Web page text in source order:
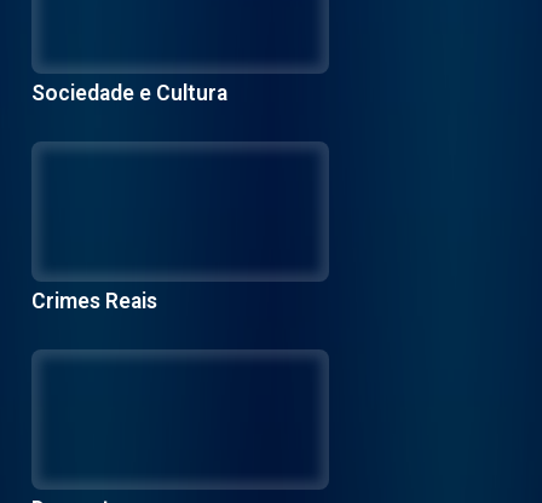
Sociedade e Cultura
Crimes Reais